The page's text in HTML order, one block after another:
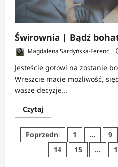
Świrownia | Bądź
Magdalena Sardyńska-Ferenc
Jesteście gotowi na zostanie
Wreszcie macie możliwość,
wasze decyzje...
CzytajDowiedz
się
o
Świrownia
|
Bądź
bohaterem
Stronicowanie
Poprzedni 1 … 9
14
15 …